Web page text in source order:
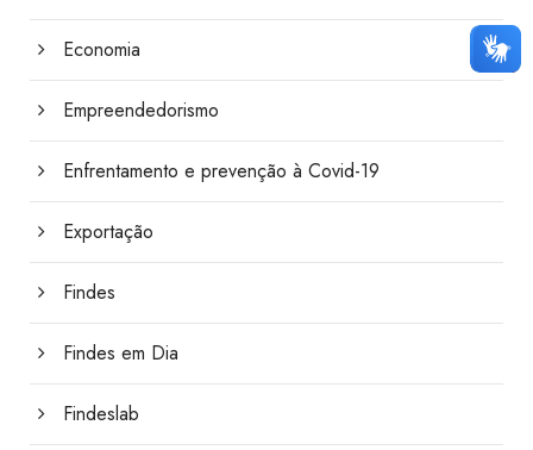
Economia
Empreendedorismo
Enfrentamento e prevenção à Covid-19
Exportação
Findes
Findes em Dia
Findeslab